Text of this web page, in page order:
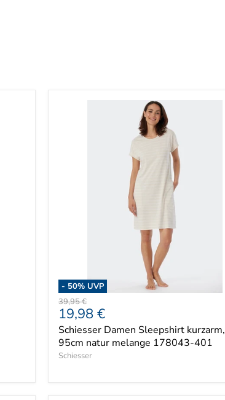
- 50% UVP
Ursprünglicher
Preis
39,95 €
Aktueller
Preis
19,98 €
Schiesser Damen Sleepshirt kurzarm,
95cm natur melange 178043-401
Schiesser